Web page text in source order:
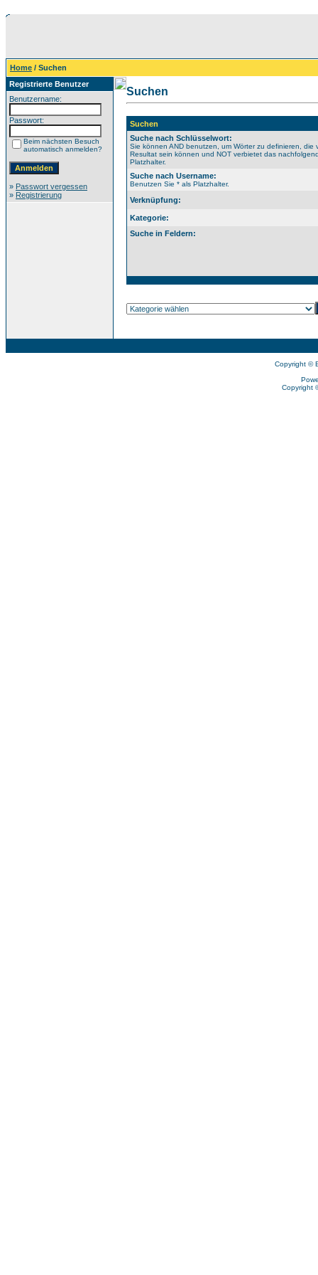
Home / Suchen
Registrierte Benutzer
Benutzername:
Passwort:
Beim nächsten Besuch
automatisch anmelden?
» Passwort vergessen
» Registrierung
Suchen
Suchen
Suche nach Schlüsselwort:
Sie können AND benutzen, um Wörter zu definieren, die
Resultat sein können und NOT verbietet das
Platzhalter.
Suche nach Username:
Benutzen Sie * als Platzhalter.
Verknüpfung:
Kategorie:
Suche in Feldern:
Copyright ©
Copyright